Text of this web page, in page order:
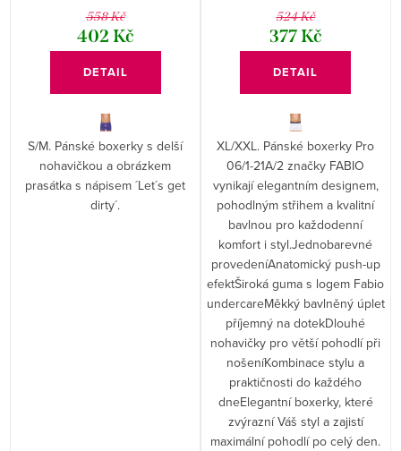
558 Kč
402 Kč
DETAIL
S/M. Pánské boxerky s delší
nohavičkou a obrázkem
prasátka s nápisem ´Let´s get
dirty´.
524 Kč
377 Kč
DETAIL
XL/XXL. Pánské boxerky Pro
06/1-21A/2 značky FABIO
vynikají elegantním designem,
pohodlným střihem a kvalitní
bavlnou pro každodenní
komfort i styl.Jednobarevné
provedeníAnatomický push-up
efektŠiroká guma s logem Fabio
undercareMěkký bavlněný úplet
příjemný na dotekDlouhé
nohavičky pro větší pohodlí při
nošeníKombinace stylu a
praktičnosti do každého
dneElegantní boxerky, které
zvýrazní Váš styl a zajistí
maximální pohodlí po celý den.